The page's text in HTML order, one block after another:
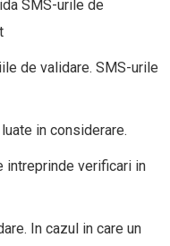
SMS-urile de
de validare. SMS-urile
in considerare.
intreprinde verificari in
In cazul in care un